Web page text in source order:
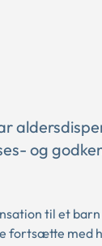
og
til et
fortsætte med